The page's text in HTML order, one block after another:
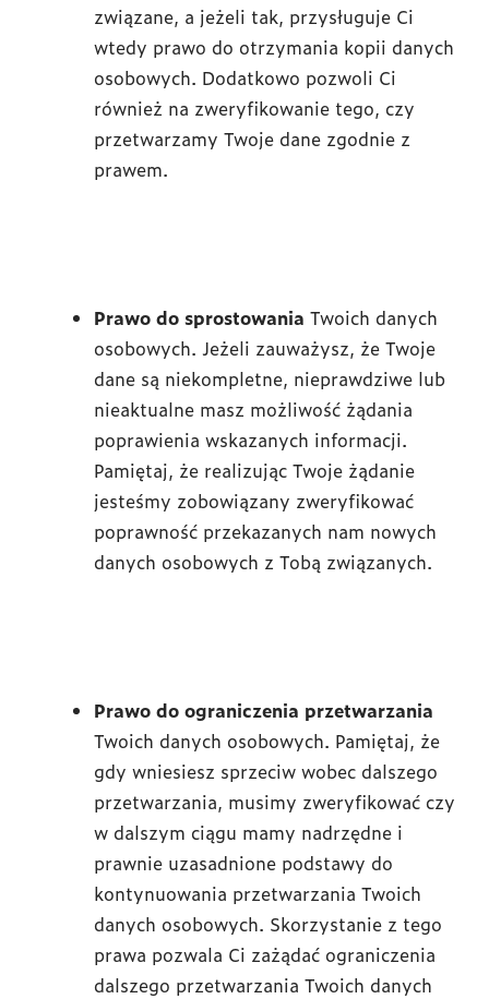
związane, a jeżeli tak, przysługuje Ci
wtedy prawo do otrzymania kopii danych
osobowych. Dodatkowo pozwoli Ci
również na zweryfikowanie tego, czy
przetwarzamy Twoje dane zgodnie z
prawem.
Prawo do sprostowania Twoich danych
osobowych. Jeżeli zauważysz, że Twoje
dane są niekompletne, nieprawdziwe lub
nieaktualne masz możliwość żądania
poprawienia wskazanych informacji.
Pamiętaj, że realizując Twoje żądanie
jesteśmy zobowiązany zweryfikować
poprawność przekazanych nam nowych
danych osobowych z Tobą związanych.
Prawo do ograniczenia przetwarzania
Twoich danych osobowych. Pamiętaj, że
gdy wniesiesz sprzeciw wobec dalszego
przetwarzania, musimy zweryfikować czy
w dalszym ciągu mamy nadrzędne i
prawnie uzasadnione podstawy do
kontynuowania przetwarzania Twoich
danych osobowych. Skorzystanie z tego
prawa pozwala Ci zażądać ograniczenia
dalszego przetwarzania Twoich danych